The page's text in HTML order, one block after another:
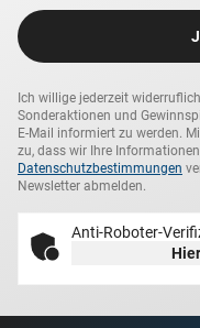
Ich willige jederzeit
Sonderaktionen und
E-Mail informiert zu werden.
zu, dass wir Ihre
Datenschutzbestimmungen
Newsletter abmelden.
Anti-Roboter-